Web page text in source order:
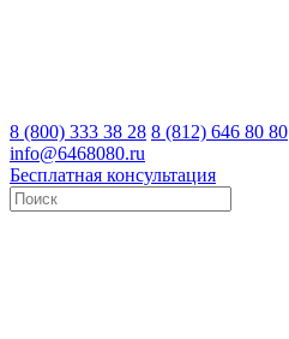
8 (800) 333 38 28 8 (812) 646 80 80
info@6468080.ru
Бесплатная консультация